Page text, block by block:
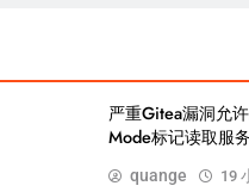
严重Gitea漏洞允
Mode标记读取服
quange 19